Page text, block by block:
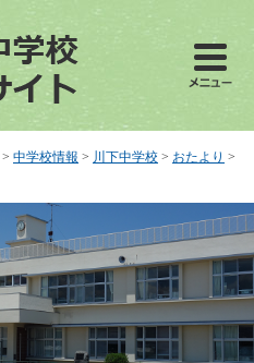
> 中学校情報 > 川下中学校 > おたより >